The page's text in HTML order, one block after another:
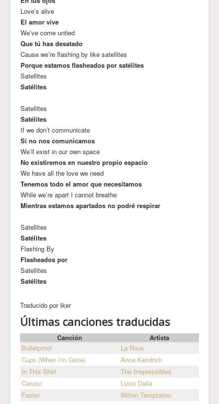
Love’s alive
El amor vive
We’ve come untied
Que tú has desatado
Cause we’re flashing by like satellites
Porque estamos flasheados por satélites
Satellites
Satélites
Satellites
Satélites
If we don’t communicate
Si no nos comunicamos
We’ll exist in our own space
No existiremos en nuestro propio espacio
We have all the love we need
Tenemos todo el amor que necesitamos
While we’re apart I cannot breathe
Mientras estamos apartados no podré respirar
Satellites
Satélites
Flashing By
Flasheados por
Satellites
Satélites
Traducido por Iker
Últimas canciones traducidas
Canción
Artista
Bulletproof
La Roux
Cups (When I'm Gone)
Anna Kendrick
In This Shirt
The Irrepressibles
Caruso
Lucio Dalla
Faster
Within Temptation